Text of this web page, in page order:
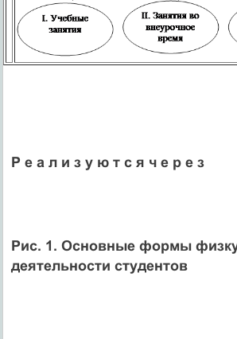
Р е а л и з у ю т с я ч е р е з
Рис. 1. Основные формы
деятельности студентов